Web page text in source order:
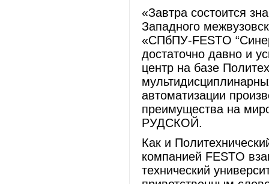
«Завтра состоится
Западного
«СПбПУ-FESTO
достаточно давно и
центр на базе
автоматизации
преимущества на
РУДСКОЙ.
Как и
компанией FESTO
технический